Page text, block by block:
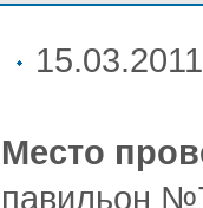
Место
павильон